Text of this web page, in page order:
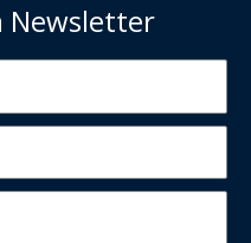
Newsletter